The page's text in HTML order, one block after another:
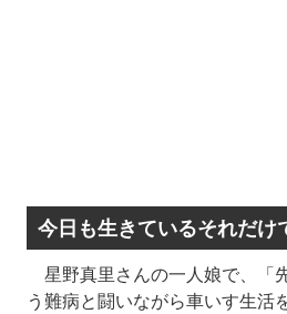
今日も生きているそれだけ
星野真里さんの一人娘で、「
う難病と闘いながら車いす生活